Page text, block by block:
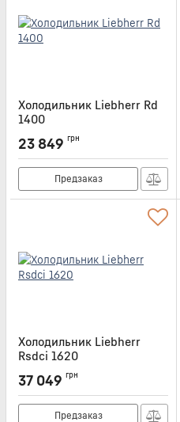
Холодильник Liebherr Rd
1400
RD1400
23 849 грн
Предзаказ
Холодильник Liebherr
Rsdci 1620
RSDCI1620
37 049 грн
Предзаказ